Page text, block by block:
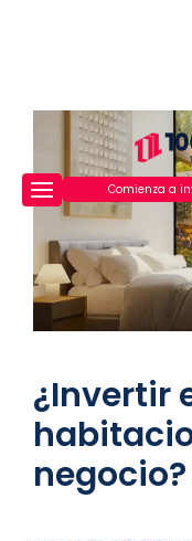
Comienza a
¿Invertir